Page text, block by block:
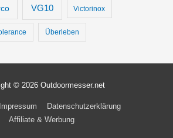
VG10 Victorinox
Überleben
© 2026 Outdoormesser.net
Impressum
Datenschutzerklärung
Affiliate & Werbung